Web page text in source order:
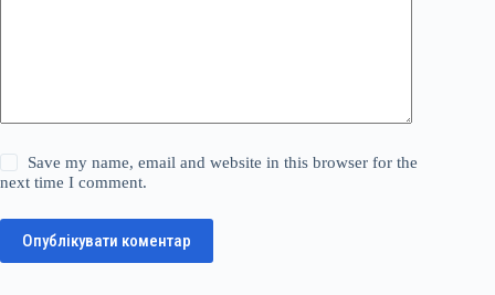
Save my name, email and website in this browser for the
next time I comment.
Опублікувати коментар